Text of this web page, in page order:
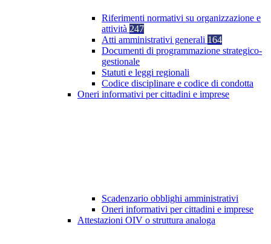
Riferimenti normativi su organizzazione e
attività 247
Atti amministrativi generali 164
Documenti di programmazione strategico-
gestionale
Statuti e leggi regionali
Codice disciplinare e codice di condotta
Oneri informativi per cittadini e imprese
Scadenzario obblighi amministrativi
Oneri informativi per cittadini e imprese
Attestazioni OIV o struttura analoga